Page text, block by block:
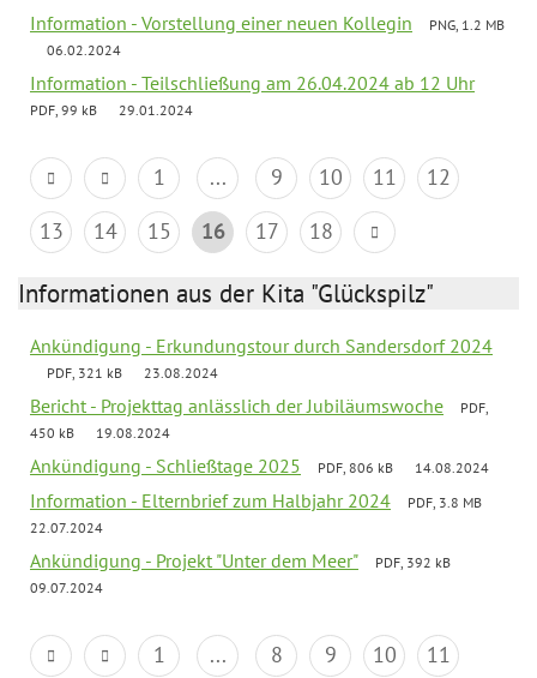
Information - Vorstellung einer neuen Kollegin
PNG, 1.2 MB
06.02.2024
Information - Teilschließung am 26.04.2024 ab 12 Uhr
PDF, 99 kB 29.01.2024
1 ... 9 10 11
12
13
14 15 16 17 18
Informationen aus der Kita "Glückspilz"
Ankündigung - Erkundungstour durch Sandersdorf 2024
PDF, 321 kB 23.08.2024
Bericht - Projekttag anlässlich der Jubiläumswoche
PDF,
450 kB
19.08.2024
Ankündigung - Schließtage 2025 PDF, 806 kB 14.08.2024
Information - Elternbrief zum Halbjahr 2024
PDF, 3.8 MB
22.07.2024
Ankündigung - Projekt "Unter dem Meer"
PDF, 392 kB
09.07.2024
1 ... 8 9 10
11